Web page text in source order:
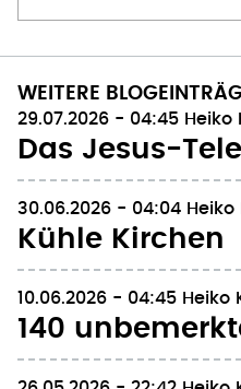
WEITERE
29.07.2026 - 04:45 Heiko
30.06.2026 - 04:04 Heiko
10.06.2026 - 04:45 Heiko
140